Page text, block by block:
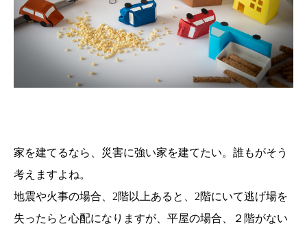
家を建てるなら、災害に強い家を建てたい。誰もがそう
考えますよね。
地震や火事の場合、2階以上あると、2階にいて逃げ場を
失ったらと心配になりますが、平屋の場合、２階がない